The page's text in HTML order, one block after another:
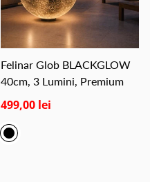
Felinar Glob BLACKGLOW
40cm, 3 Lumini, Premium
499,00 lei